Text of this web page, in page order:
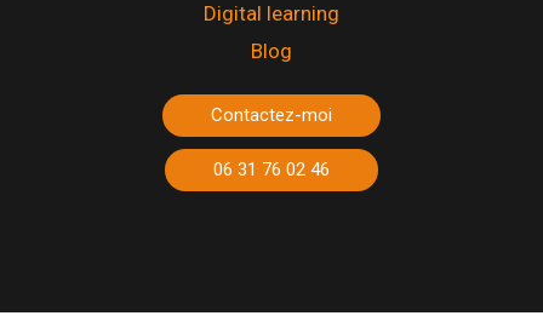
Digital learning
Blog
Contactez-moi
06 31 76 02 46